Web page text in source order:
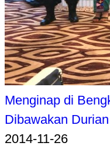
Menginap di
Dibawakan Durian
2014-11-26